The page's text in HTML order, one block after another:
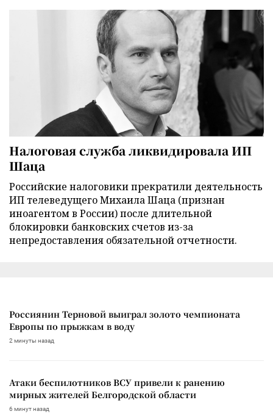
Налоговая служба ликвидировала ИП
Шаца
Российские налоговики прекратили деятельность
ИП телеведущего Михаила Шаца (признан
иноагентом в России) после длительной
блокировки банковских счетов из-за
непредоставления обязательной отчетности.
Россиянин Терновой выиграл золото чемпионата
Европы по прыжкам в воду
2 минуты назад
Атаки беспилотников ВСУ привели к ранению
мирных жителей Белгородской области
6 минут назад